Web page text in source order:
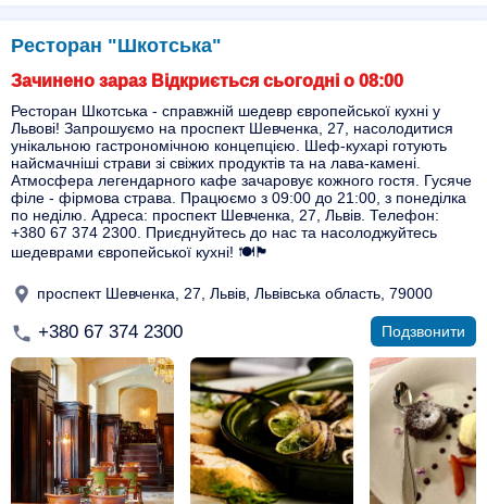
Ресторан "Шкотська"
Зачинено зараз Відкриється сьогодні о 08:00
Ресторан Шкотська - справжній шедевр європейської кухні у
Львові! Запрошуємо на проспект Шевченка, 27, насолодитися
унікальною гастрономічною концепцією. Шеф-кухарі готують
найсмачніші страви зі свіжих продуктів та на лава-камені.
Атмосфера легендарного кафе зачаровує кожного гостя. Гусяче
філе - фірмова страва. Працюємо з 09:00 до 21:00, з понеділка
по неділю. Адреса: проспект Шевченка, 27, Львів. Телефон:
+380 67 374 2300. Приєднуйтесь до нас та насолоджуйтесь
шедеврами європейської кухні! 🍽️🏴
проспект Шевченка, 27, Львів, Львівська область, 79000
+380 67 374 2300 Подзвонити